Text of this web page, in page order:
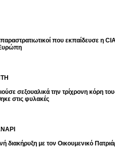
που εκπαίδευσε η
σεξουαλικά την τρίχρονη κόρη
στις φυλακές
διακήρυξη με τον Οικουμενικό